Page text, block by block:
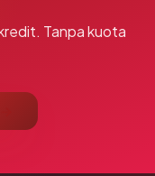
Tanpa kuota